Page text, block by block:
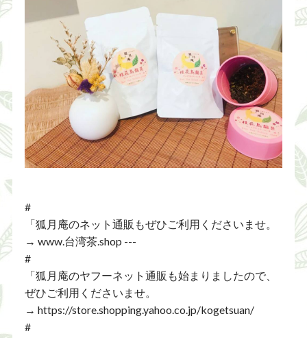
#
「狐月庵のネット通販もぜひご利用くださいませ。
→ www.台湾茶.shop ---
#
「狐月庵のヤフーネット通販も始まりましたので、
ぜひご利用くださいませ。
→ https://store.shopping.yahoo.co.jp/kogetsuan/
#